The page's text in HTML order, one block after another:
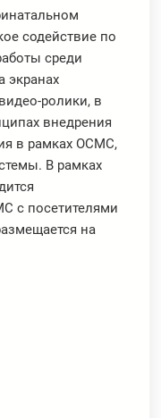
содействие по
среди
экранах
ролики, в
внедрения
в рамках ОСМС,
В рамках
с посетителями
на